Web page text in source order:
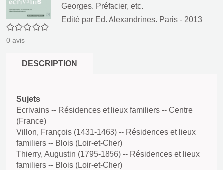
0/5
0 avis
Georges. Préfacier, etc.
Edité par Ed. Alexandrines. Paris - 2013
DESCRIPTION
Sujets
Ecrivains -- Résidences et lieux familiers -- Centre
(France)
Villon, François (1431-1463) -- Résidences et lieux
familiers -- Blois (Loir-et-Cher)
Thierry, Augustin (1795-1856) -- Résidences et lieux
familiers -- Blois (Loir-et-Cher)